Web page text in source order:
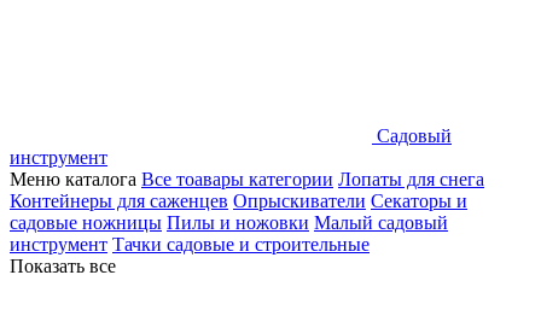
Садовый
инструмент
Меню каталога Все тоавары категории Лопаты для снега
Контейнеры для саженцев Опрыскиватели Секаторы и
садовые ножницы Пилы и ножовки Малый садовый
инструмент Тачки садовые и строительные
Показать все